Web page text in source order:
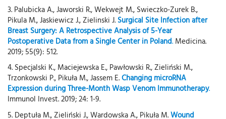
3. Palubicka A., Jaworski R., Wekwejt M., Swieczko-Zurek B.,
Pikula M., Jaskiewicz J., Zielinski J. Surgical Site Infection after
Breast Surgery: A Retrospective Analysis of 5-Year
Postoperative Data from a Single Center in Poland. Medicina.
2019; 55(9): 512.
4. Specjalski K., Maciejewska E., Pawłowski R., Zieliński M.,
Trzonkowski P., Pikuła M., Jassem E.Changing microRNA
Expression during Three-Month Wasp Venom Immunotherapy.
Immunol Invest. 2019; 24: 1-9.
5. Deptuła M., Zieliński J., Wardowska A., Pikuła M.Wound